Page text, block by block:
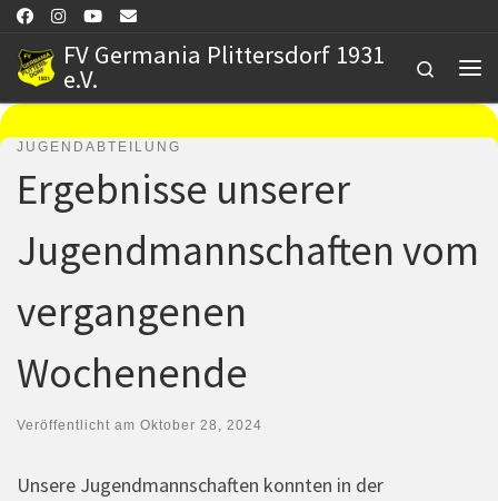
FV Germania Plittersdorf 1931
e.V.
Search
JUGENDABTEILUNG
Ergebnisse unserer
Jugendmannschaften vom
vergangenen
Wochenende
Veröffentlicht am Oktober 28, 2024
Unsere Jugendmannschaften konnten in der